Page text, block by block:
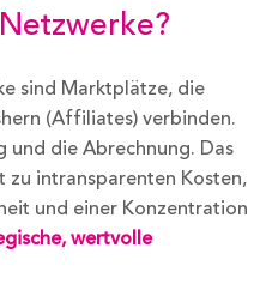
sind Marktplätze, die
(Affiliates) verbinden.
und die Abrechnung. Das
intransparenten Kosten,
und einer Konzentration
wertvolle